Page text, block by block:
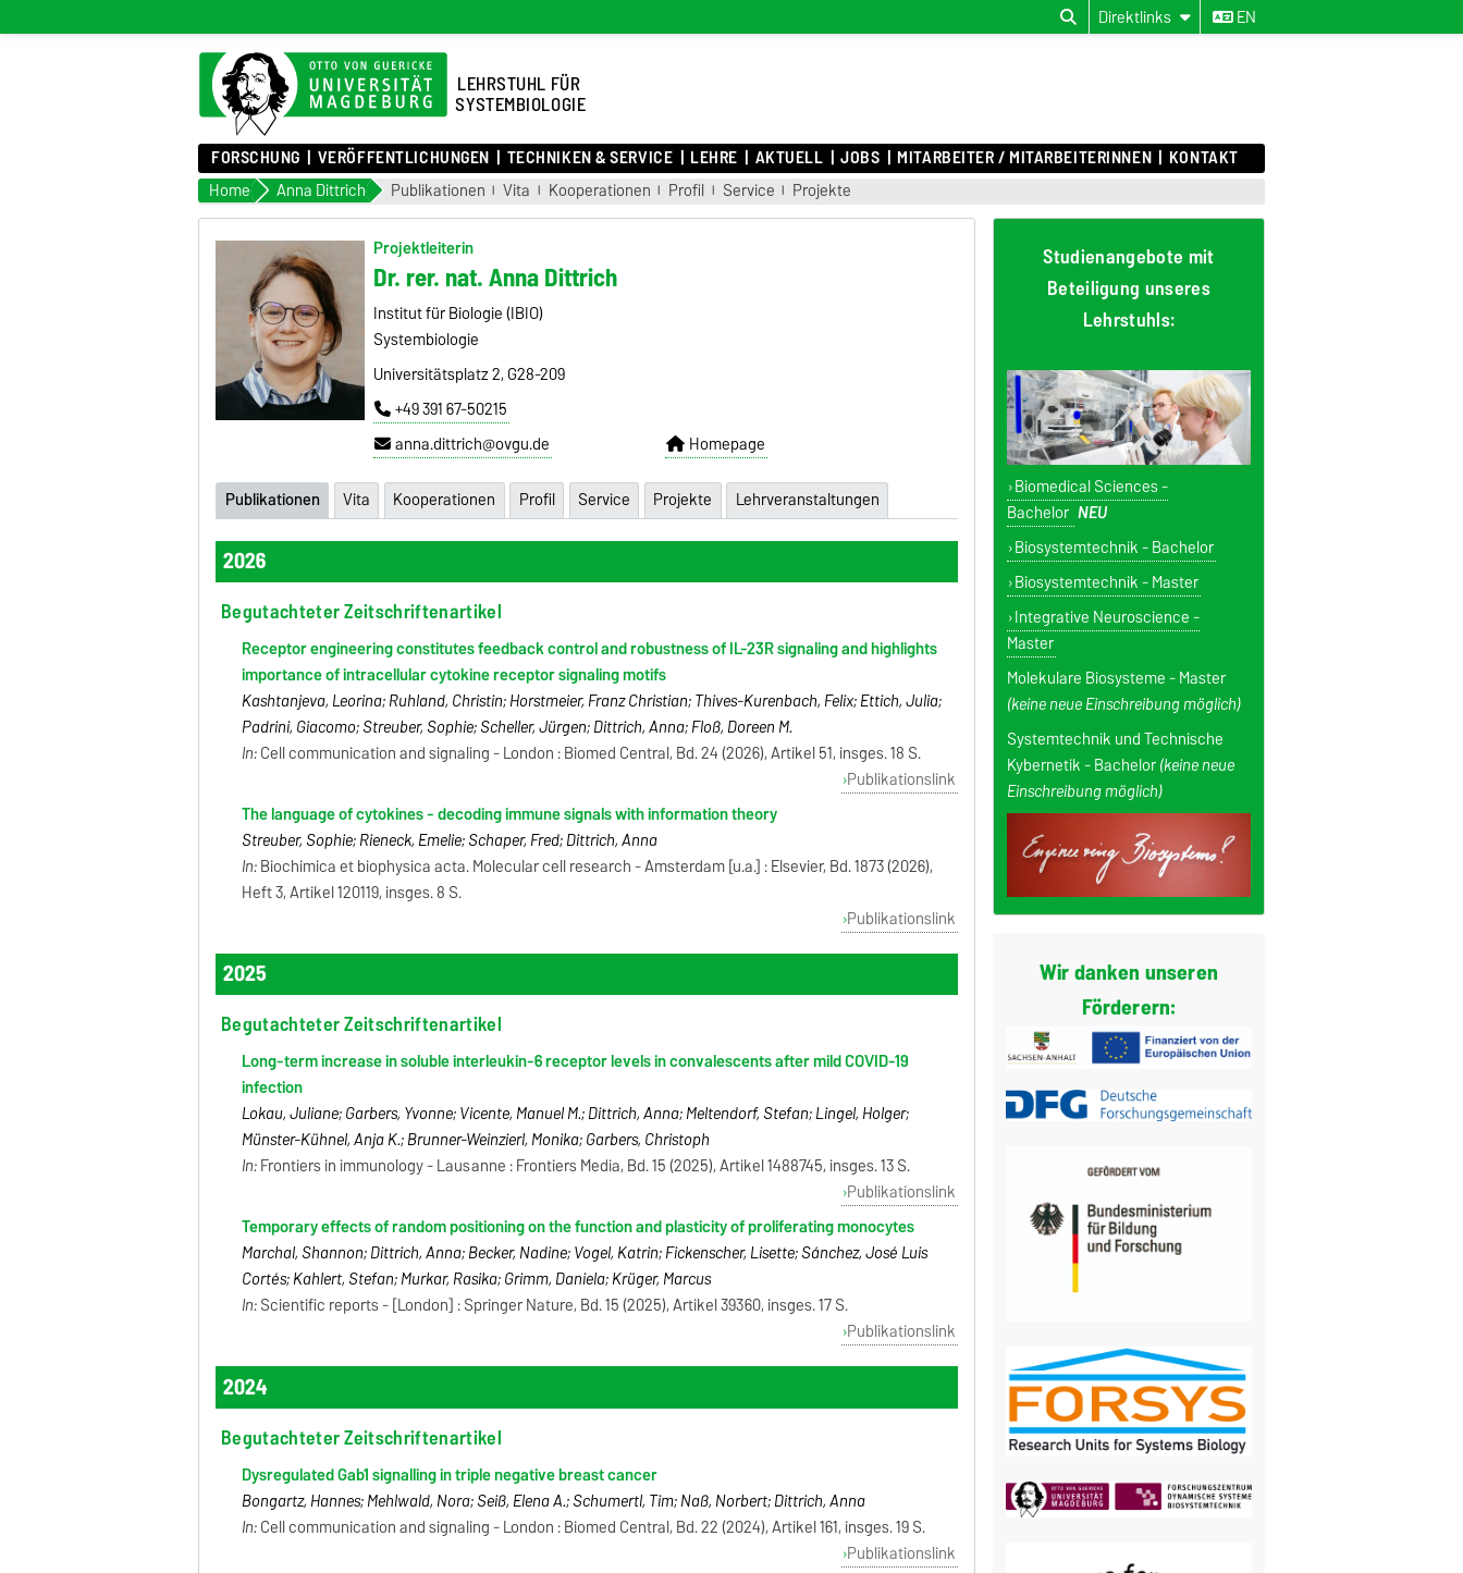
Direktlinks EN
LEHRSTUHL FÜR
SYSTEMBIOLOGIE
FORSCHUNG VERÖFFENTLICHUNGEN TECHNIKEN & SERVICE LEHRE AKTUELL JOBS MITARBEITER / MITARBEITERINNEN KONTAKT
Home Anna Dittrich Publikationen Vita Kooperationen Profil Service Projekte
Projektleiterin
Dr. rer. nat. Anna Dittrich
Institut für Biologie (IBIO)
Systembiologie
Universitätsplatz 2, G28-209
+49 391 67-50215
anna.dittrich@ovgu.de
Homepage
Publikationen Vita Kooperationen Profil Service Projekte Lehrveranstaltungen
2026
Begutachteter Zeitschriftenartikel
Receptor engineering constitutes feedback control and robustness of IL-23R signaling and highlights
importance of intracellular cytokine receptor signaling motifs
Kashtanjeva, Leorina; Ruhland, Christin; Horstmeier, Franz Christian; Thives-Kurenbach, Felix; Ettich, Julia;
Padrini, Giacomo; Streuber, Sophie; Scheller, Jürgen; Dittrich, Anna; Floß, Doreen M.
In:Cell communication and signaling - London : Biomed Central, Bd. 24 (2026), Artikel 51, insges. 18 S.
Publikationslink
The language of cytokines - decoding immune signals with information theory
Streuber, Sophie; Rieneck, Emelie; Schaper, Fred; Dittrich, Anna
In:Biochimica et biophysica acta. Molecular cell research - Amsterdam [u.a.] : Elsevier, Bd. 1873 (2026),
Heft 3, Artikel 120119, insges. 8 S.
Publikationslink
2025
Begutachteter Zeitschriftenartikel
Long-term increase in soluble interleukin-6 receptor levels in convalescents after mild COVID-19
infection
Lokau, Juliane; Garbers, Yvonne; Vicente, Manuel M.; Dittrich, Anna; Meltendorf, Stefan; Lingel, Holger;
Münster-Kühnel, Anja K.; Brunner-Weinzierl, Monika; Garbers, Christoph
In:Frontiers in immunology - Lausanne : Frontiers Media, Bd. 15 (2025), Artikel 1488745, insges. 13 S.
Publikationslink
Temporary effects of random positioning on the function and plasticity of proliferating monocytes
Marchal, Shannon; Dittrich, Anna; Becker, Nadine; Vogel, Katrin; Fickenscher, Lisette; Sánchez, José Luis
Cortés; Kahlert, Stefan; Murkar, Rasika; Grimm, Daniela; Krüger, Marcus
In:Scientific reports - [London] : Springer Nature, Bd. 15 (2025), Artikel 39360, insges. 17 S.
Publikationslink
2024
Begutachteter Zeitschriftenartikel
Dysregulated Gab1 signalling in triple negative breast cancer
Bongartz, Hannes; Mehlwald, Nora; Seiß, Elena A.; Schumertl, Tim; Naß, Norbert; Dittrich, Anna
In:Cell communication and signaling - London : Biomed Central, Bd. 22 (2024), Artikel 161, insges. 19 S.
Publikationslink
Studienangebote mit
Beteiligung unseres
Lehrstuhls:
Biomedical Sciences -
Bachelor NEU
Biosystemtechnik - Bachelor
Biosystemtechnik - Master
Integrative Neuroscience -
Master
Molekulare Biosysteme - Master
(keine neue Einschreibung möglich)
Systemtechnik und Technische
Kybernetik - Bachelor(keine neue
Einschreibung möglich)
Wir danken unseren
Förderern: